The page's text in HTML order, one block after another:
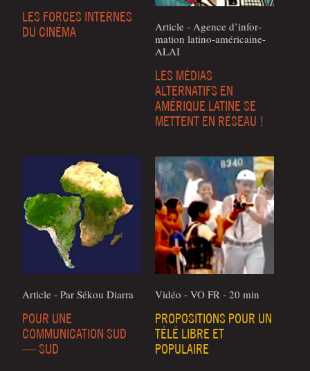
LES FORCES INTERNES
DU CINÉMA
Article - Agence d’in­for­
ma­tion latino-américaine-
ALAI
LES MÉDIAS
ALTERNATIFS EN
AMÉRIQUE LATINE SE
METTENT EN RÉSEAU !
Article - Par Sékou Diarra
POUR UNE
COMMUNICATION SUD
— SUD
Vidéo - VO FR - 20 min
PROPOSITIONS POUR UN
TÉLÉ LIBRE ET
POPULAIRE